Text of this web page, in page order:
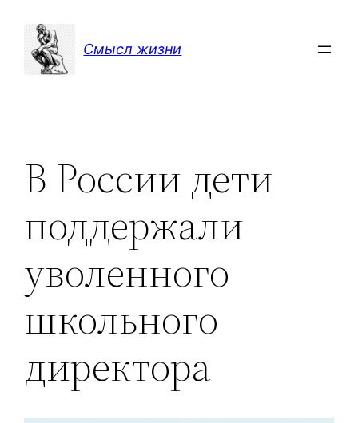
содержимому
Смысл жизни
В России дети
поддержали
уволенного
школьного
директора